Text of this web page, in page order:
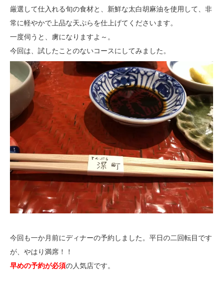
厳選して仕入れる旬の食材と、新鮮な太白胡麻油を使用して、非
常に軽やかで上品な天ぷらを仕上げてくださいます。
一度伺うと、虜になりますよ～。
今回は、試したことのないコースにしてみました。
今回も一か月前にディナーの予約しました。平日の二回転目です
が、やはり満席！！
早めの予約が必須の人気店です。